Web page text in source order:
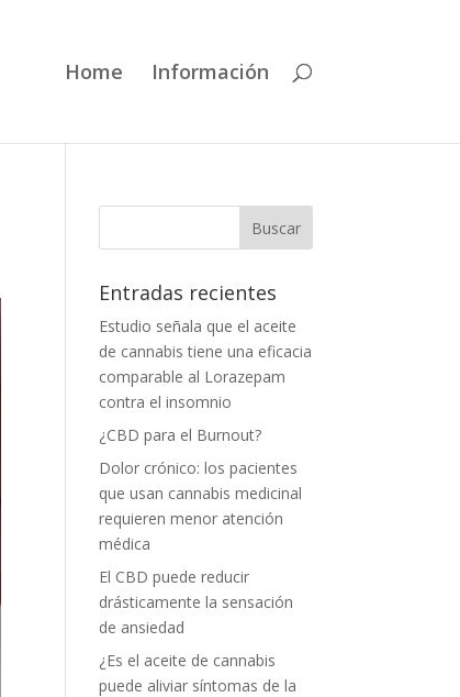
Home Información
Entradas recientes
Estudio señala que el aceite
de cannabis tiene una eficacia
comparable al Lorazepam
contra el insomnio
¿CBD para el Burnout?
Dolor crónico: los pacientes
que usan cannabis medicinal
requieren menor atención
médica
El CBD puede reducir
drásticamente la sensación
de ansiedad
¿Es el aceite de cannabis
puede aliviar síntomas de la